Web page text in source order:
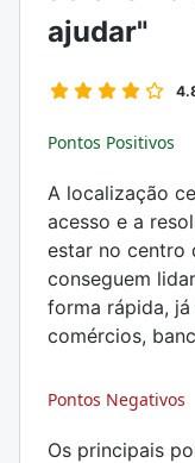
ajudar"
Pontos Positivos
A localização
acesso e a
estar no centro
conseguem
forma rápida,
comércios,
Pontos Negativos
Os principais